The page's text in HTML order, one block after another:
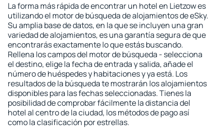
La forma más rápida de encontrar un hotel en Lietzow es
utilizando el motor de búsqueda de alojamientos de eSky.
Su amplia base de datos, en la que se incluyen una gran
variedad de alojamientos, es una garantía segura de que
encontrarás exactamente lo que estás buscando.
Rellena los campos del motor de búsqueda - selecciona
el destino, elige la fecha de entrada y salida, añade el
número de huéspedes y habitaciones y ya está. Los
resultados de la búsqueda te mostrarán los alojamientos
disponibles para las fechas seleccionadas. Tienes la
posibilidad de comprobar fácilmente la distancia del
hotel al centro de la ciudad, los métodos de pago así
como la clasificación por estrellas.